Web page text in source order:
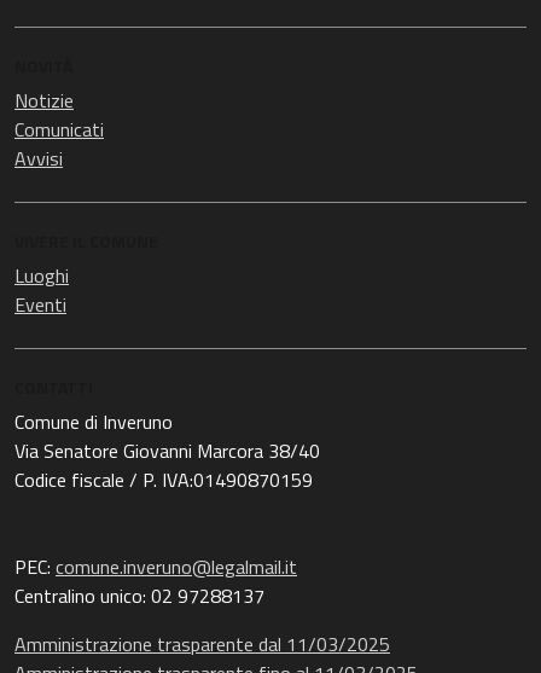
Notizie
Comunicati
Avvisi
Luoghi
Eventi
Comune di Inveruno
Via Senatore Giovanni Marcora 38/40
Codice fiscale / P. IVA:01490870159
PEC: comune.inveruno@legalmail.it
Centralino unico: 02 97288137
Amministrazione trasparente dal 11/03/2025